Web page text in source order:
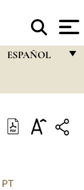
ESPAÑOL
ITALIANO
PT